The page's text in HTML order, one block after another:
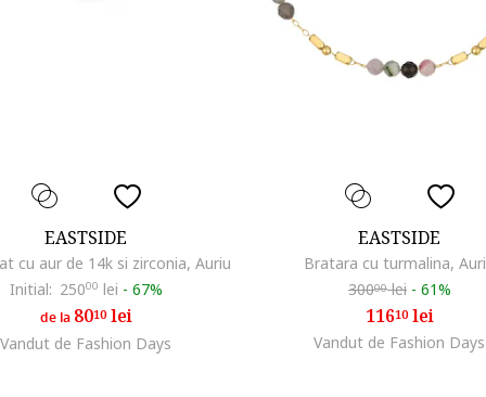
EASTSIDE
cu aur de 14k si zirconia, Auriu
Initial: 25000 lei - 67%
de la 8010lei
Vandut de Fashion Days
EASTSIDE
Bratara cu turmalina,
30000lei - 61%
11610lei
Vandut de Fashion Days